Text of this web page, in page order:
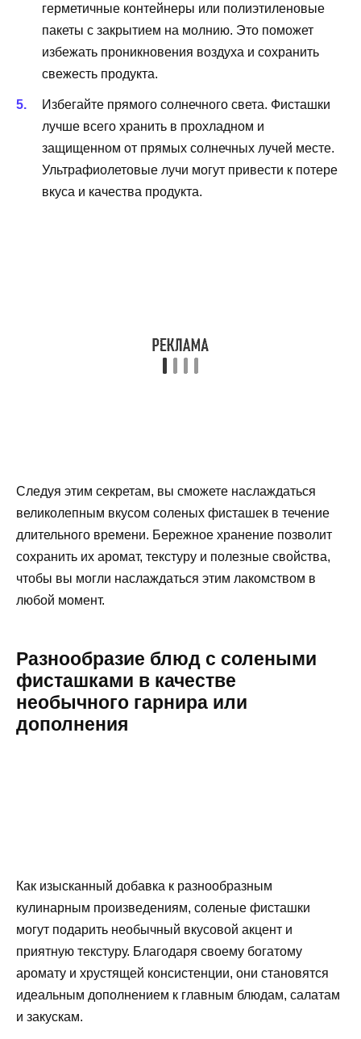
герметичные контейнеры или полиэтиленовые
пакеты с закрытием на молнию. Это поможет
избежать проникновения воздуха и сохранить
свежесть продукта.
Избегайте прямого солнечного света. Фисташки
лучше всего хранить в прохладном и
защищенном от прямых солнечных лучей месте.
Ультрафиолетовые лучи могут привести к потере
вкуса и качества продукта.
Следуя этим секретам, вы сможете наслаждаться
великолепным вкусом соленых фисташек в течение
длительного времени. Бережное хранение позволит
сохранить их аромат, текстуру и полезные свойства,
чтобы вы могли наслаждаться этим лакомством в
любой момент.
Разнообразие блюд с солеными
фисташками в качестве
необычного гарнира или
дополнения
Как изысканный добавка к разнообразным
кулинарным произведениям, соленые фисташки
могут подарить необычный вкусовой акцент и
приятную текстуру. Благодаря своему богатому
аромату и хрустящей консистенции, они становятся
идеальным дополнением к главным блюдам, салатам
и закускам.